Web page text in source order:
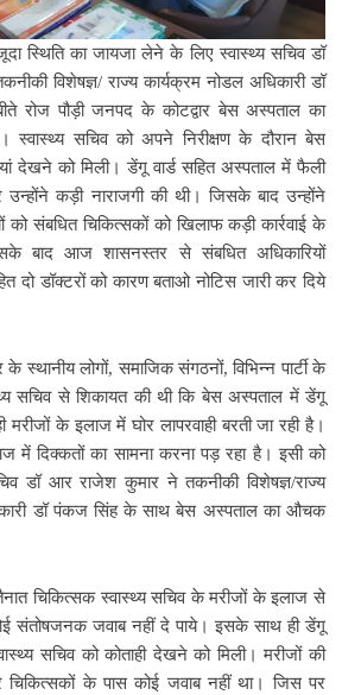
स्थिति का जायजा लेने के लिए स्वास्थ्य सचिव डॉ
विशेषज्ञ/ राज्य कार्यक्रम नोडल अधिकारी डॉ
रोज पौड़ी जनपद के कोटद्वार बेस अस्पताल का
स्वास्थ्य सचिव को अपने निरीक्षण के दौरान बेस
देखने को मिली। डेंगू वार्ड सहित अस्पताल में फैली
कड़ी नाराजगी की थी। जिसके बाद उन्होंने
को संबधित चिकित्सकों को खिलाफ कड़ी कार्रवाई के
बाद आज शासनस्तर से संबधित अधिकारियों
दो डॉक्टरों को कारण बताओ नोटिस जारी कर दिये
के स्थानीय लोगों, समाजिक संगठनों, विभिन्न पार्टी के
सचिव से शिकायत की थी कि बेस अस्पताल में डेंगू
के इलाज में घोर लापरवाही बरती जा रही है।
में दिक्कतों का सामना करना पड़ रहा है। इसी को
डॉ आर राजेश कुमार ने तकनीकी विशेषज्ञ/राज्य
डॉ पंकज सिंह के साथ बेस अस्पताल का औचक
चिकित्सक स्वास्थ्य सचिव के मरीजों के इलाज से
संतोषजनक जवाब नहीं दे पाये। इसके साथ ही डेंगू
सचिव को कोताही देखने को मिली। मरीजों की
के पास कोई जवाब नहीं था। जिस पर